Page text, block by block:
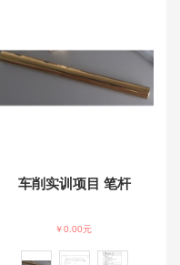
车削实训项目 笔杆
￥0.00元